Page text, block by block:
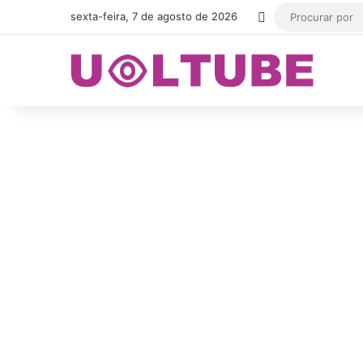
sexta-feira, 7 de agosto de 2026 Switch skin